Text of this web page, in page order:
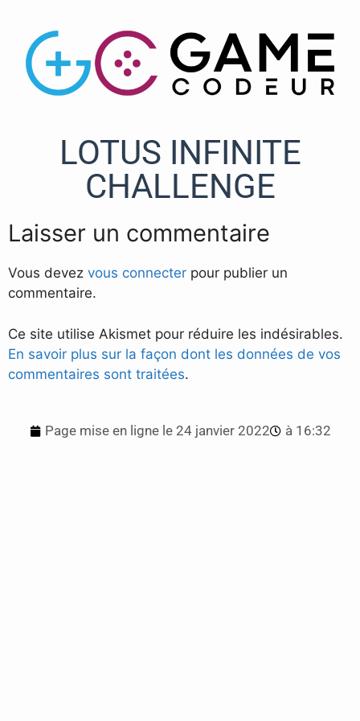
LOTUS INFINITE
CHALLENGE
Laisser un commentaire
Vous devez vous connecter pour publier un
commentaire.
Ce site utilise Akismet pour réduire les indésirables.
En savoir plus sur la façon dont les données de vos
commentaires sont traitées.
Page mise en ligne le 24 janvier 2022 à 16:32